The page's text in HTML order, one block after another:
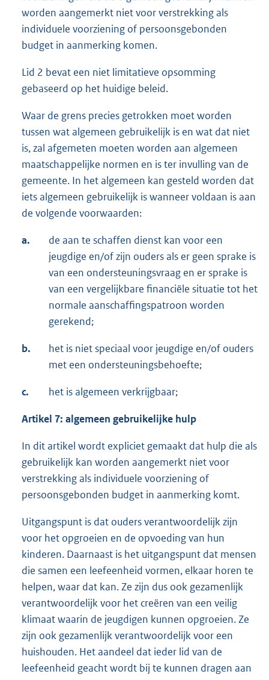
worden aangemerkt niet voor verstrekking als
individuele voorziening of persoonsgebonden
budget in aanmerking komen.
Lid 2 bevat een niet limitatieve opsomming
gebaseerd op het huidige beleid.
Waar de grens precies getrokken moet worden
tussen wat algemeen gebruikelijk is en wat dat niet
is, zal afgemeten moeten worden aan algemeen
maatschappelijke normen en is ter invulling van de
gemeente. In het algemeen kan gesteld worden dat
iets algemeen gebruikelijk is wanneer voldaan is aan
de volgende voorwaarden:
a.
de aan te schaffen dienst kan voor een
jeugdige en/of zijn ouders als er geen sprake is
van een ondersteuningsvraag en er sprake is
van een vergelijkbare financiële situatie tot het
normale aanschaffingspatroon worden
gerekend;
b.
het is niet speciaal voor jeugdige en/of ouders
met een ondersteuningsbehoefte;
c. het is algemeen verkrijgbaar;
Artikel 7: algemeen gebruikelijke hulp
In dit artikel wordt expliciet gemaakt dat hulp die als
gebruikelijk kan worden aangemerkt niet voor
verstrekking als individuele voorziening of
persoonsgebonden budget in aanmerking komt.
Uitgangspunt is dat ouders verantwoordelijk zijn
voor het opgroeien en de opvoeding van hun
kinderen. Daarnaast is het uitgangspunt dat mensen
die samen een leefeenheid vormen, elkaar horen te
helpen, waar dat kan. Ze zijn dus ook gezamenlijk
verantwoordelijk voor het creëren van een veilig
klimaat waarin de jeugdigen kunnen opgroeien. Ze
zijn ook gezamenlijk verantwoordelijk voor een
huishouden. Het aandeel dat ieder lid van de
leefeenheid geacht wordt bij te kunnen dragen aan